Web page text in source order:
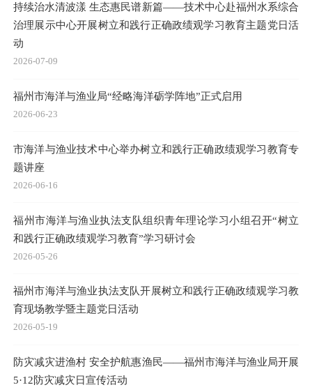
持续治水清波漾 生态惠民谱新篇——技术中心赴福州水系综合
治理展示中心开展树立和践行正确政绩观学习教育主题党日活
动
2026-07-09
福州市海洋与渔业局“经略海洋砺学阵地”正式启用
2026-06-23
市海洋与渔业技术中心举办树立和践行正确政绩观学习教育专
题讲座
2026-06-16
福州市海洋与渔业执法支队组织青年理论学习小组召开“树立
和践行正确政绩观学习教育”学习研讨会
2026-05-26
福州市海洋与渔业执法支队开展树立和践行正确政绩观学习教
育现场教学暨主题党日活动
2026-05-19
防灾减灾进渔村 安全护航惠渔民——福州市海洋与渔业局开展
5·12防灾减灾日宣传活动